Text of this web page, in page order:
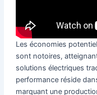
Les économies
sont notoires,
solutions électriques
performance réside
marquant une